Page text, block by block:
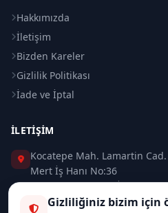
Hakkımızda
İletişim
Bizden Kareler
Gizlilik Politikası
İade ve İptal
İLETIŞIM
Kocatepe Mah. Lamartin Cad.
Mert İş Hanı No:36
Taksim / Beyoğlu / İSTANBUL
Gizliliğiniz bizim için